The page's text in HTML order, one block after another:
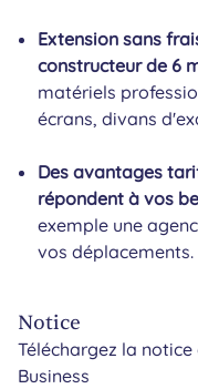
Extension sans
constructeur de 6
matériels
écrans, divans
Des avantages
répondent à vos
exemple une
vos déplacements.
Notice
Téléchargez la
Business